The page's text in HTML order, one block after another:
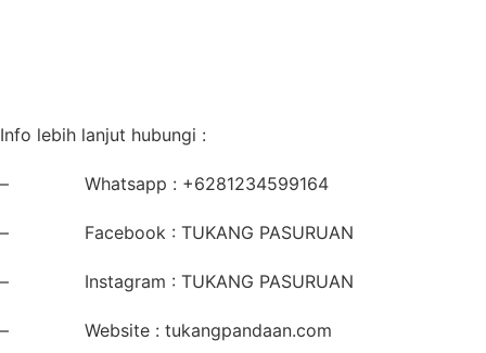
Info lebih lanjut hubungi :
– Whatsapp : +6281234599164
– Facebook : TUKANG PASURUAN
– Instagram : TUKANG PASURUAN
– Website : tukangpandaan.com